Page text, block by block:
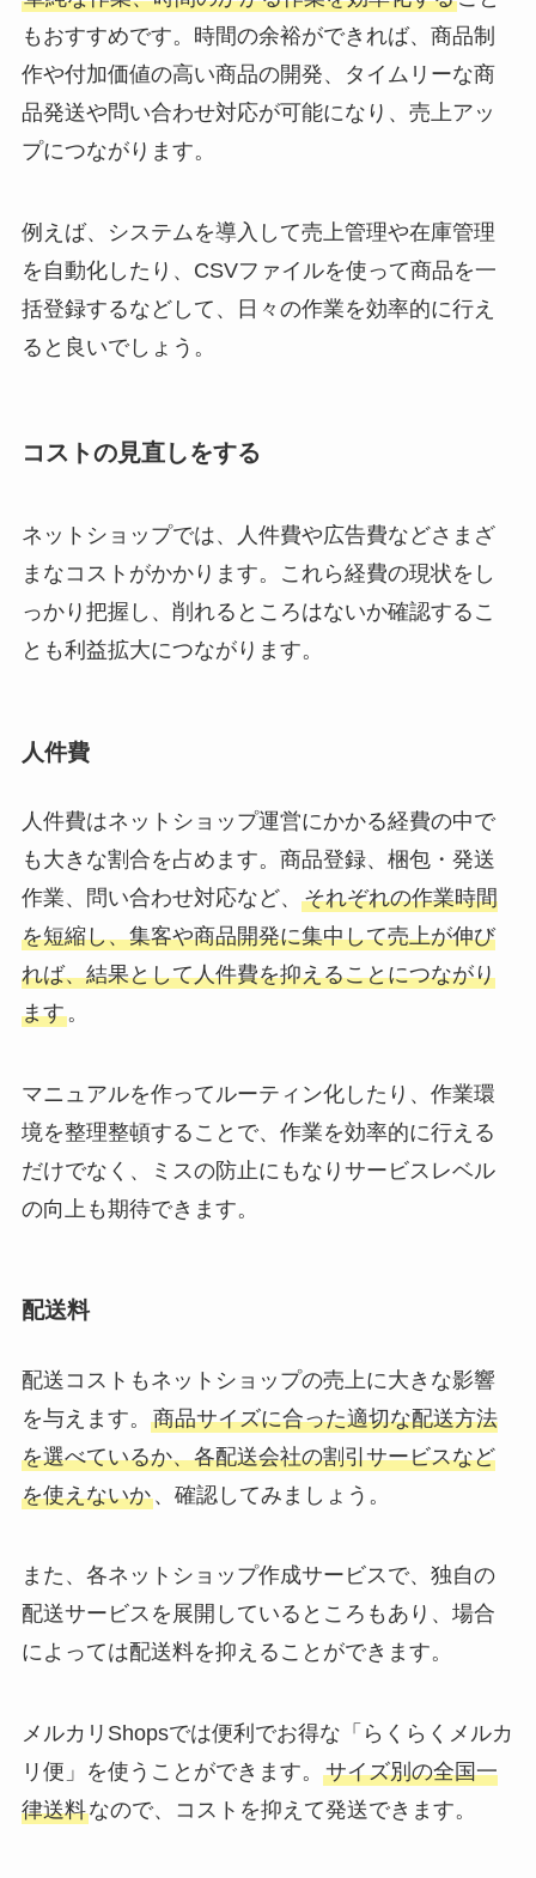
もおすすめです。時間の余裕ができれば、商品制
作や付加価値の高い商品の開発、タイムリーな商
品発送や問い合わせ対応が可能になり、売上アッ
プにつながります。
例えば、システムを導入して売上管理や在庫管理
を自動化したり、CSVファイルを使って商品を一
括登録するなどして、日々の作業を効率的に行え
ると良いでしょう。
コストの見直しをする
ネットショップでは、人件費や広告費などさまざ
まなコストがかかります。これら経費の現状をし
っかり把握し、削れるところはないか確認するこ
とも利益拡大につながります。
人件費
人件費はネットショップ運営にかかる経費の中で
も大きな割合を占めます。商品登録、梱包・発送
作業、問い合わせ対応など、 それぞれの作業時間
を短縮し、集客や商品開発に集中して売上が伸び
れば、結果として人件費を抑えることにつながり
ます。
マニュアルを作ってルーティン化したり、作業環
境を整理整頓することで、作業を効率的に行える
だけでなく、ミスの防止にもなりサービスレベル
の向上も期待できます。
配送料
配送コストもネットショップの売上に大きな影響
を与えます。 商品サイズに合った適切な配送方法
を選べているか、各配送会社の割引サービスなど
を使えないか、確認してみましょう。
また、各ネットショップ作成サービスで、独自の
配送サービスを展開しているところもあり、場合
によっては配送料を抑えることができます。
メルカリShopsでは便利でお得な「らくらくメルカ
リ便」を使うことができます。 サイズ別の全国一
律送料なので、コストを抑えて発送できます。